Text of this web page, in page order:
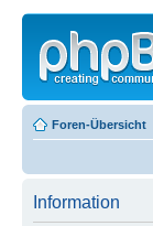
Foren-Übersicht
Information